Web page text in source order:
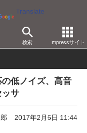
Translate
検索 Impressサイト
低ノイズ、高音
サ
2017年2月6日 11:44